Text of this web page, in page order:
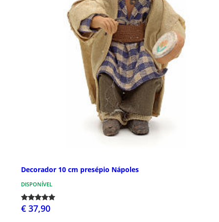
Decorador 10 cm presépio Nápoles
DISPONÍVEL
€ 37,90